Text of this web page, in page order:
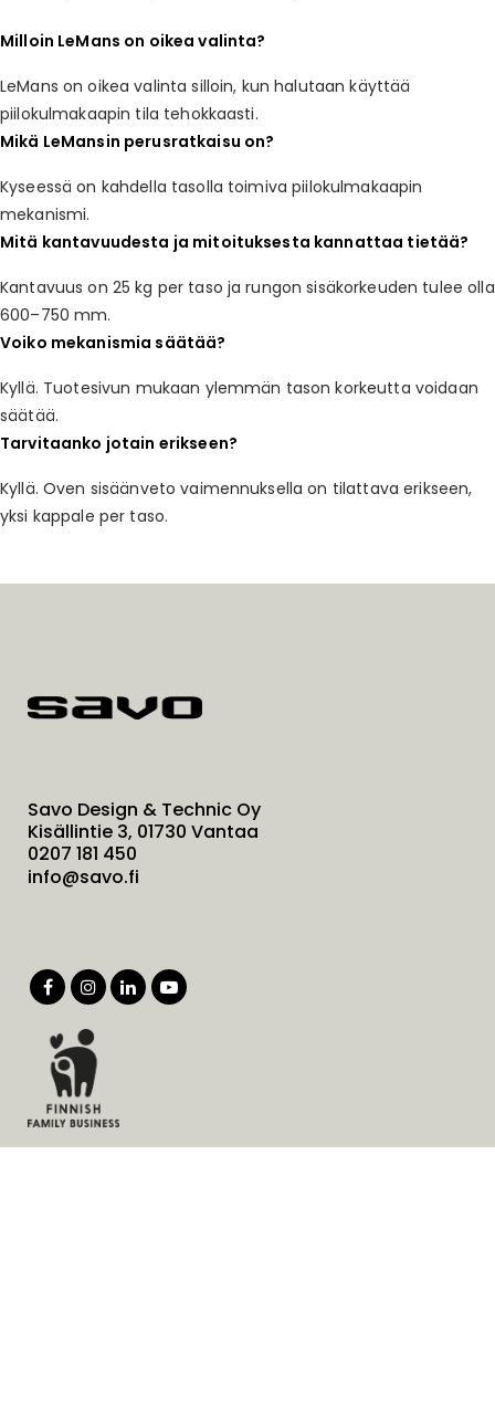
Milloin LeMans on oikea valinta?
LeMans on oikea valinta silloin, kun halutaan käyttää
piilokulmakaapin tila tehokkaasti.
Mikä LeMansin perusratkaisu on?
Kyseessä on kahdella tasolla toimiva piilokulmakaapin
mekanismi.
Mitä kantavuudesta ja mitoituksesta kannattaa tietää?
Kantavuus on 25 kg per taso ja rungon sisäkorkeuden tulee olla
600–750 mm.
Voiko mekanismia säätää?
Kyllä. Tuotesivun mukaan ylemmän tason korkeutta voidaan
säätää.
Tarvitaanko jotain erikseen?
Kyllä. Oven sisäänveto vaimennuksella on tilattava erikseen,
yksi kappale per taso.
Savo Design & Technic Oy
Kisällintie 3, 01730 Vantaa
0207 181 450
info@savo.fi